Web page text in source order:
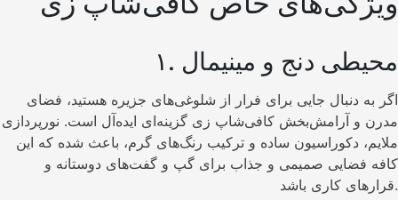
۱. محیطی دنج و مینیمال
اگر به دنبال جایی برای فرار از شلوغی‌های جزیره هستید، فضای
مدرن و آرامش‌بخش کافی‌شاپ زی گزینه‌ای ایده‌آل است. نورپردازی
ملایم، دکوراسیون ساده و ترکیب رنگ‌های گرم، باعث شده که این
کافه فضایی صمیمی و جذاب برای گپ و گفت‌های دوستانه و
قرارهای کاری باشد.